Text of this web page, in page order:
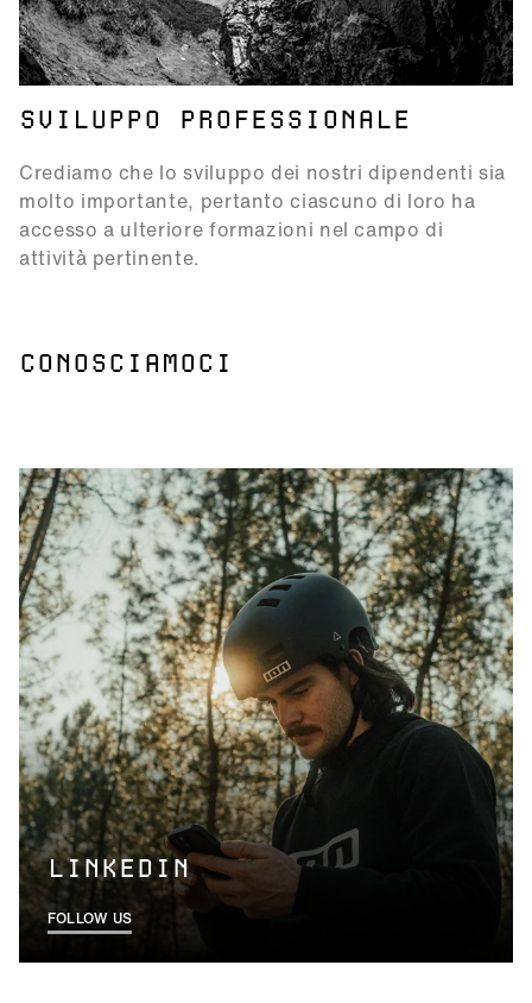
SVILUPPO PROFESSIONALE
Crediamo che lo sviluppo dei nostri dipendenti sia
molto importante, pertanto ciascuno di loro ha
accesso a ulteriore formazioni nel campo di
attività pertinente.
CONOSCIAMOCI
LINKEDIN
FOLLOW US